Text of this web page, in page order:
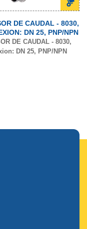
DE CAUDAL - 8030,
DN 25, PNP/NPN
DE CAUDAL - 8030,
DN 25, PNP/NPN